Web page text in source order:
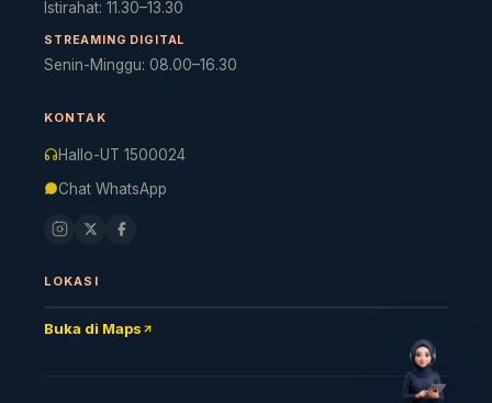
Istirahat: 11.30–13.30
STREAMING DIGITAL
Senin-Minggu: 08.00–16.30
KONTAK
Hallo-UT 1500024
Chat WhatsApp
LOKASI
Buka di Maps